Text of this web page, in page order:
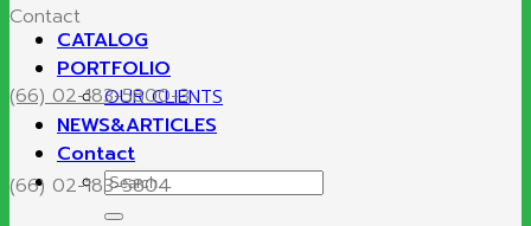
CATALOG
PORTFOLIO
OUR CLIENTS
NEWS&ARTICLES
Contact
Search
for:
Contact
(66) 02-183-5800-3
(66) 02-183-5804